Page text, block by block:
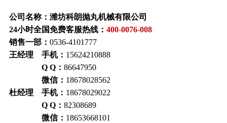
公司名称：潍坊科朗抛丸机械有限公司
24小时全国免费客服热线： 400-0076-008
销售一部： 0536-4101777
王经理 手机： 15624210888
Q Q： 86647950
微信： 18678028562
杜经理 手机： 18678029022
Q Q： 82308689
微信： 18653668101